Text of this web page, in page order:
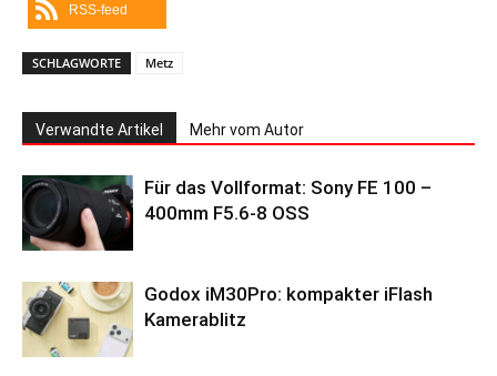
RSS-feed
SCHLAGWORTE Metz
Verwandte Artikel Mehr vom Autor
Für das Vollformat: Sony FE 100 –
400mm F5.6-8 OSS
Godox iM30Pro: kompakter iFlash
Kamerablitz